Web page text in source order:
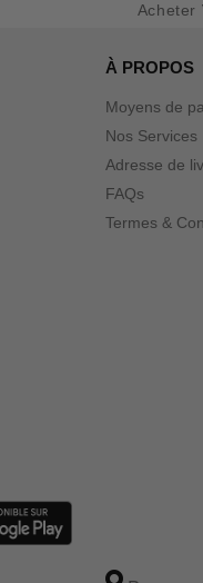
Acheter
À PROPOS
Moyens de
Nos Services
Adresse de
FAQs
Termes &